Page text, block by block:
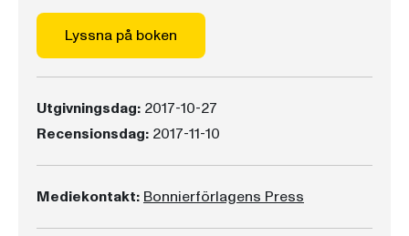
Lyssna på boken
Utgivningsdag: 2017-10-27
Recensionsdag: 2017-11-10
Mediekontakt: Bonnierförlagens Press